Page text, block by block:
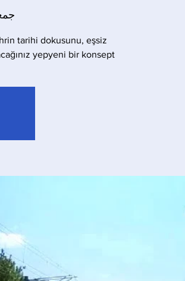
جمعه
tarihi dokusunu, eşsiz
yepyeni bir konsept.